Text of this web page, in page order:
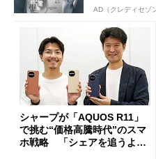
AD（クレディセゾ
シャープが「AQUOS R11」
で挑む“価格高騰時代”のスマ
ホ戦略 「シェアを追うより